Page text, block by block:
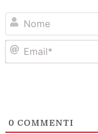
0 COMMENTI